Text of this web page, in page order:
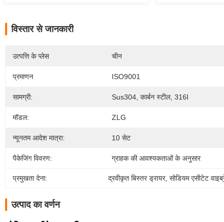
विस्तार से जानकारी
उत्पत्ति के प्लेस चीन
प्रमाणन ISO9001
सामग्री: Sus304, कार्बन स्टील, 316l
मॉडल: ZLG
न्यूनतम आदेश मात्रा: 10 सेट
पैकेजिंग विवरण: ग्राहक की आवश्यकताओं के अनुसार
प्रमुखता देना: द्रवीकृत बिस्तर ड्रायर, सोडियम एसीटेट
उत्पाद का वर्णन